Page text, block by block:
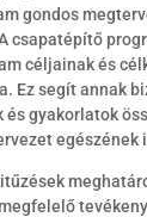
gondos
csapatépítő
céljainak és
Ez segít annak
és gyakorlatok
egészének